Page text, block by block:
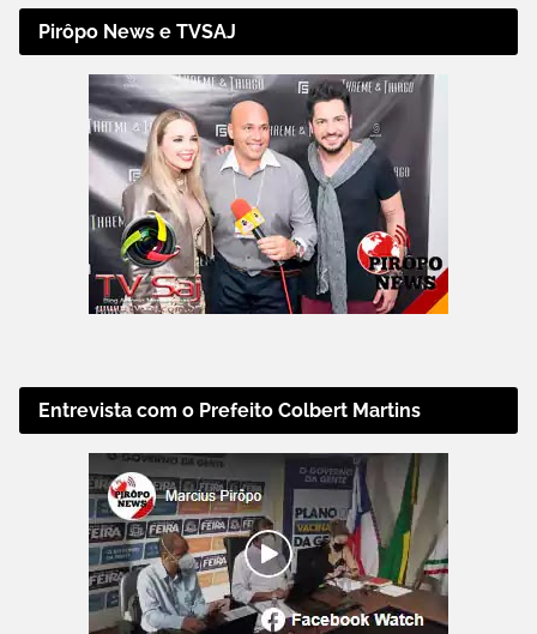
Pirôpo News e TVSAJ
Entrevista com o Prefeito Colbert Martins